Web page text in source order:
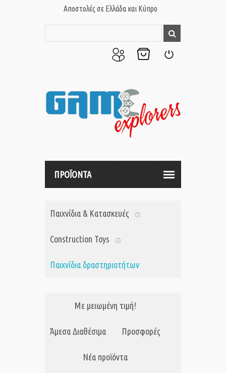
Αποστολές σε Ελλάδα και Κύπρο
μου
ΠΡΟΪΟΝΤΑ
Παιχνίδια & Κατασκευές
Construction Toys
Παιχνίδια δραστηριοτήτων
Με μειωμένη τιμή!
Άμεσα Διαθέσιμα Προσφορές
Νέα προϊόντα